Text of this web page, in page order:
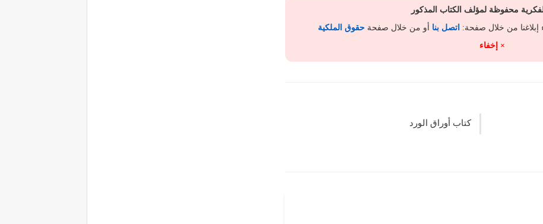
محفوظة لمؤلف الكتاب المذكور
من خلال صفحة: اتصل بنا أو من خلال صفحةحقوق الملكية
× إخفاء
كتاب أوراق الورد